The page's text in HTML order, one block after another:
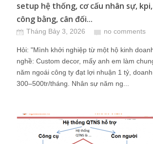
setup hệ thống, cơ cấu nhân sự,
công bằng, cân đối...
Tháng Bảy 3, 2026 no comments
Hỏi: "Mình khởi nghiệp từ một hộ kinh
nghề: Custom decor, mấy anh em làm
năm ngoái công ty đạt lợi nhuận 1 tỷ,
300–500tr/tháng. Nhân sự năm ng...